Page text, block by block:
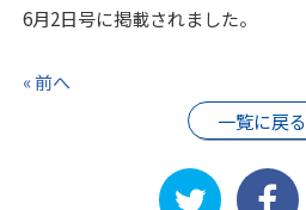
6月2日号に掲載されました。
« 前へ
一覧に戻る